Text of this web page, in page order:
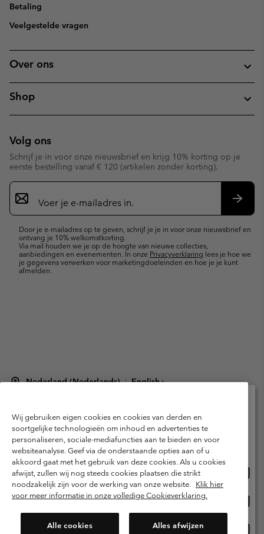
Betaling
Veelgestelde vragen
Over ons
Shop
Volg ons
Schrijf je in voor onze nieuwsbrief en krijg 10% korting op je
eerste bestelling vanaf € 120 (artikelen zonder korting).
Aanmelden
voor
e-
Door je e-mailadres op te geven, schrijf je je in voor onze nieuwsbrief en
ontvang je 10% welkomstkorting.
Via mail houden we je op de hoogte van nieuwe collecties,
aanbiedingen en evenementen. In onze Privacyverklaring lees je hoe we
je gegevens verwerken voor marketingdoeleinden en hoe je je kunt
afmelden.
Nederland (Nederlands) | English ›
Gebruiksvoorwaarden
Verkoopvoorwaarden
Garantie
Privacybeleid
Gebruiksvoorwaarden voor lidmaatschap
Voorwaarden voor door gebruikers gegenereerde inhoud
Impressum
Cookies
Public CBCR
Helpcentrum: Maan-Vrij. 9:00 - 13:00 & 14:00 - 18:00
Wij gebruiken eigen cookies en cookies van derden en
soortgelijke technologieën om inhoud en advertenties te
personaliseren, sociale-mediafuncties aan te bieden en voor
websiteanalyse. Geef via de onderstaande opties aan of u
akkoord gaat met het gebruik van deze cookies. Als u cookies
afwijst, zullen wij nog steeds cookies plaatsen die strikt
noodzakelijk zijn voor de werking van onze website. Klik hier
voor meer informatie in onze volledige Cookieverklaring.
Alle cookies
Alles afwijzen
Selecteer je verzendlocatie en taal
Online shoppen beschikbaar
United States
Netherlands-English
Netherlands-Dutch